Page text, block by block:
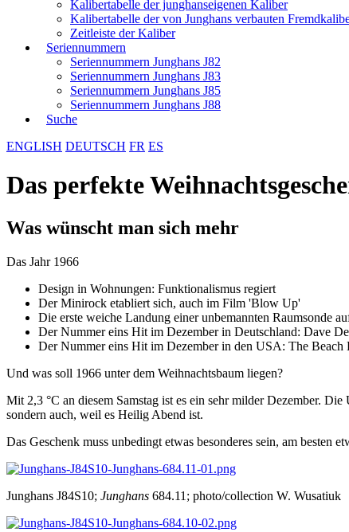
Kalibertabelle der junghanseigenen Kaliber
Kalibertabelle der von Junghans verbauten
Zeitleiste der Kaliber
Seriennummern
Seriennummern Junghans J82
Seriennummern Junghans J83
Seriennummern Junghans J85
Seriennummern Junghans J88
Suche
ENGLISH DEUTSCH FR ES
Das perfekte
Was wünscht man sich mehr
Das Jahr 1966
Design in Wohnungen: Funktionalismus regiert
Der Minirock etabliert sich, auch im Film 'Blow Up'
Die erste weiche Landung einer unbemannten Raumsonde
Der Nummer eins Hit im Dezember in Deutschland: Dave
Der Nummer eins Hit im Dezember in den USA: The Beach
Und was soll 1966 unter dem Weihnachtsbaum liegen?
Mit 2,3 °C an diesem Samstag ist es ein sehr milder Dezember.
sondern auch, weil es Heilig Abend ist.
Das Geschenk muss unbedingt etwas besonderes sein, am besten
Junghans J84S10; Junghans 684.11; photo/collection W. Wusatiuk